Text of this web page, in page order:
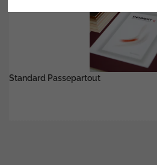
Standard Passepartout